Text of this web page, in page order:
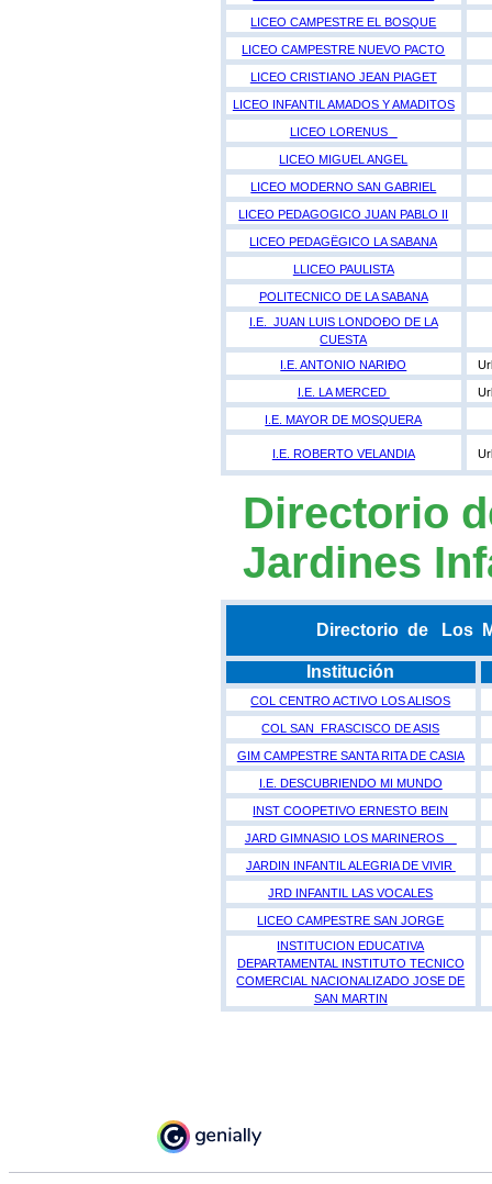
LICEO CAMPESTRE EL BOSQUE
LICEO CAMPESTRE NUEVO PACTO
LICEO CRISTIANO JEAN PIAGET
LICEO INFANTIL AMADOS Y AMADITOS
LICEO LORENUS
LICEO MIGUEL ANGEL
LICEO MODERNO SAN GABRIEL
LICEO PEDAGOGICO JUAN PABLO II
LICEO PEDAGËGICO LA SABANA
LLICEO PAULISTA
POLITECNICO DE LA SABANA
I.E. JUAN LUIS LONDOÐO DE LA
CUESTA
I.E. ANTONIO NARIÐO
I.E. LA MERCED
I.E. MAYOR DE MOSQUERA
I.E. ROBERTO VELANDIA
Directorio
Jardines
Directorio de Los
Institución
COL CENTRO ACTIVO LOS ALISOS
COL SAN FRASCISCO DE ASIS
GIM CAMPESTRE SANTA RITA DE CASIA
I.E. DESCUBRIENDO MI MUNDO
INST COOPETIVO ERNESTO BEIN
JARD GIMNASIO LOS MARINEROS
JARDIN INFANTIL ALEGRIA DE VIVIR
JRD INFANTIL LAS VOCALES
LICEO CAMPESTRE SAN JORGE
INSTITUCION EDUCATIVA
DEPARTAMENTAL INSTITUTO TECNICO
COMERCIAL NACIONALIZADO JOSE DE
SAN MARTIN